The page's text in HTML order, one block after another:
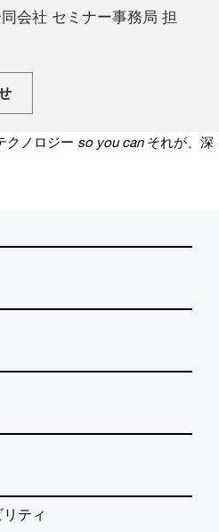
会社 セミナー事務局 担
クノロジー so you can それが、深
ティ